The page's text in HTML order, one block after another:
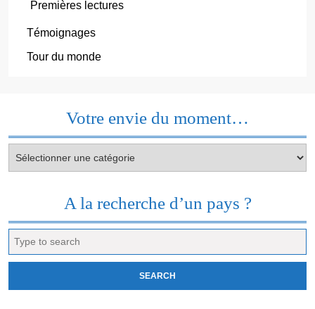
Premières lectures
Témoignages
Tour du monde
Votre envie du moment…
envie
A la recherche d’un pays ?
for: